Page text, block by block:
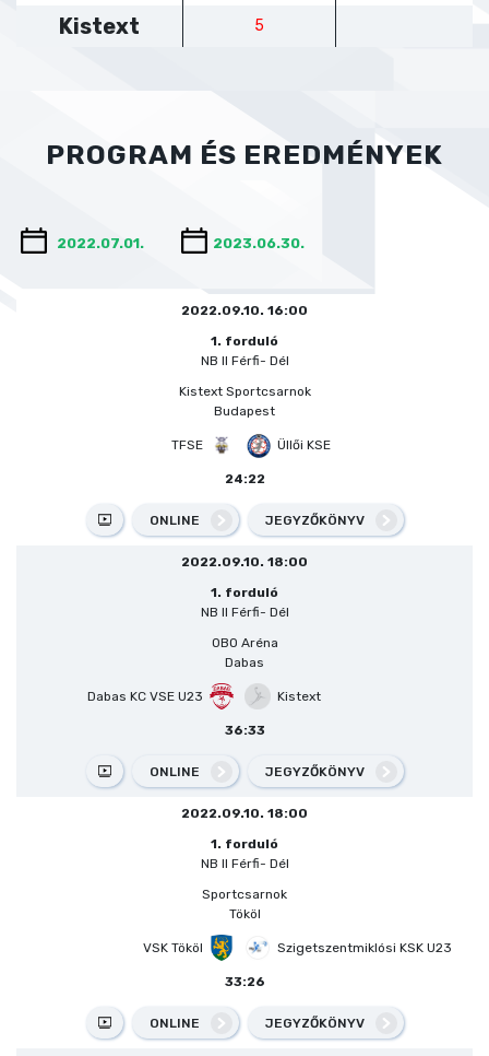
Kistext 5
PROGRAM ÉS EREDMÉNYEK
2022.09.10. 16:00
1. forduló
NB II Férfi- Dél
Kistext Sportcsarnok
Budapest
TFSE Üllői KSE
24:22
ONLINE JEGYZŐKÖNYV
2022.09.10. 18:00
1. forduló
NB II Férfi- Dél
OBO Aréna
Dabas
Dabas KC VSE U23 Kistext
36:33
ONLINE JEGYZŐKÖNYV
2022.09.10. 18:00
1. forduló
NB II Férfi- Dél
Sportcsarnok
Tököl
VSK Tököl Szigetszentmiklósi KSK U23
33:26
ONLINE JEGYZŐKÖNYV